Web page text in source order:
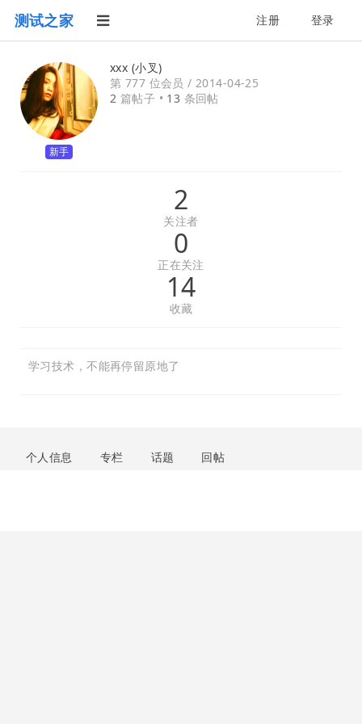
测试之家 注册 登录
新手
xxx (小叉)
第 777 位会员 /2014-04-25
2 篇帖子 • 13 条回帖
2
关注者
0
正在关注
14
收藏
学习技术，不能再停留原地了
个人信息 专栏 话题 回帖